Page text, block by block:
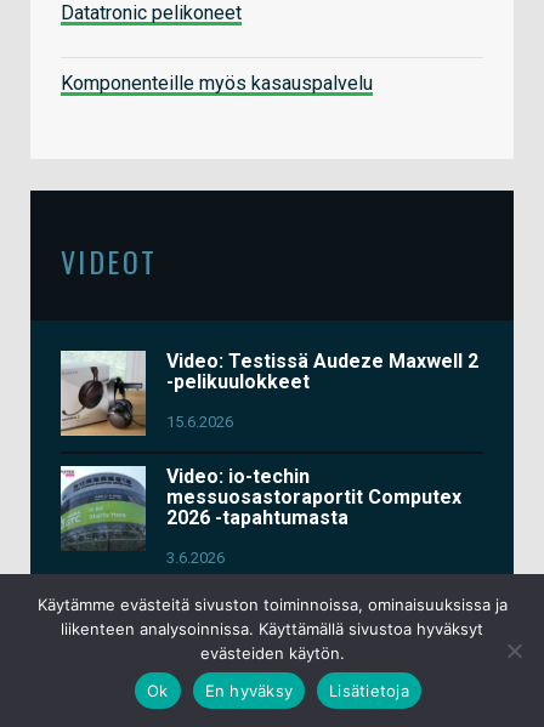
Datatronic pelikoneet
Komponenteille myös kasauspalvelu
VIDEOT
Video: Testissä Audeze Maxwell 2
-pelikuulokkeet
15.6.2026
Video: io-techin
messuosastoraportit Computex
2026 -tapahtumasta
3.6.2026
Video: Testissä Keychron K2 HE
All-Wood
13.4.2026
Käytämme evästeitä sivuston toiminnoissa, ominaisuuksissa ja
liikenteen analysoinnissa. Käyttämällä sivustoa hyväksyt
evästeiden käytön.
Ok
En hyväksy Lisätietoja